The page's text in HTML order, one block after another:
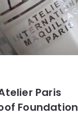
Paris
Foundation